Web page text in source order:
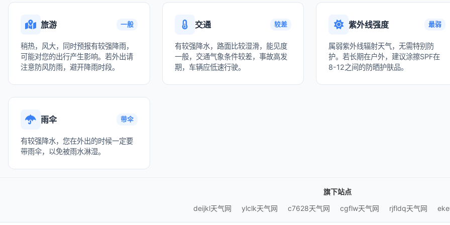
旅游 一般
稍热，风大，同时预报有较强降雨，
可能对您的出行产生影响。若外出请
注意防风防雨，避开降雨时段。
交通 较差
有较强降水，路面比较湿滑，能见度
一般，交通气象条件较差，事故高发
期，车辆应低速行驶。
紫外线强度 最弱
属弱紫外线辐射天气，无需特别防
护。若长期在户外，建议涂擦SPF在
8-12之间的防晒护肤品。
雨伞 带伞
有较强降水，您在外出的时候一定要
带雨伞，以免被雨水淋湿。
旗下站点
deijkl天气网
ylclk天气网 c7628天气网 cgflw天气网 rjfldq天气网